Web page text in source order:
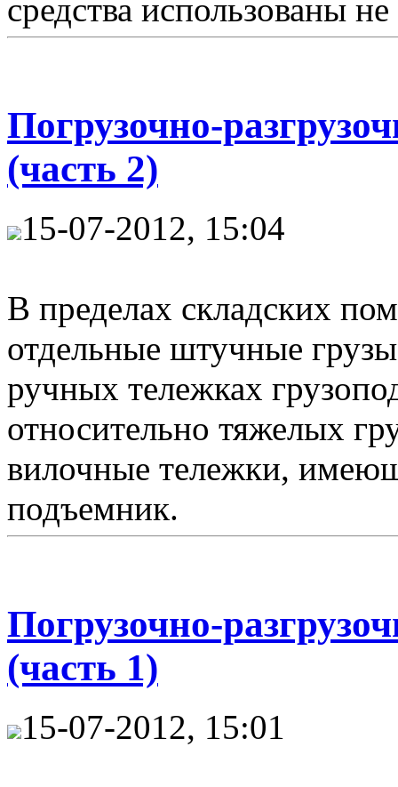
средства использованы
Погрузочно-
(часть 2)
15-07-2012, 15:04
В пределах складских
отдельные штучные
ручных тележках
относительно тяжелых
вилочные тележки,
подъемник.
Погрузочно-
(часть 1)
15-07-2012, 15:01